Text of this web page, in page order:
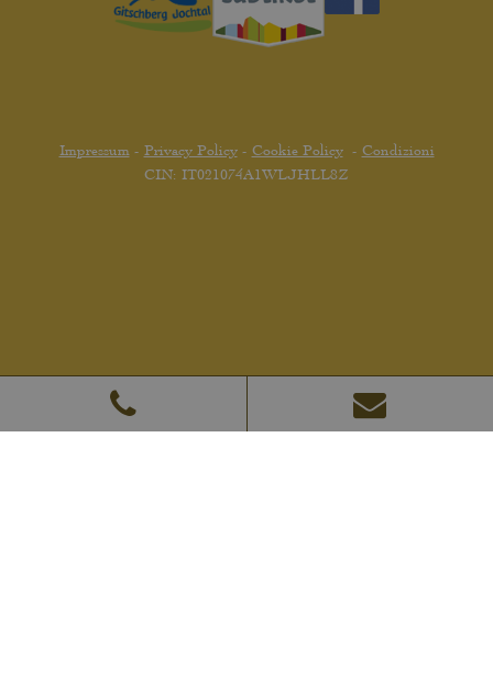
Impressum- Privacy Policy- Cookie Policy- Condizioni
CIN: IT021074A1WLJHLL8Z